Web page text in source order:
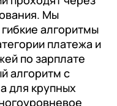
Мы
алгоритмы
платежа и
по зарплате
алгоритм с
для крупных